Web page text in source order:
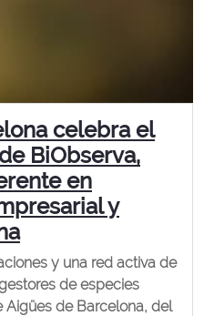
celebra el
BiObserva,
en
y
y una red activa de
de especies
Aigües de Barcelona, del